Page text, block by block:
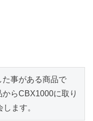
事がある商品で
らCBX1000に取り
ます。